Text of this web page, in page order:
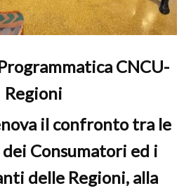
CNCU-
Regioni
il confronto tra le
Consumatori ed i
delle Regioni, alla